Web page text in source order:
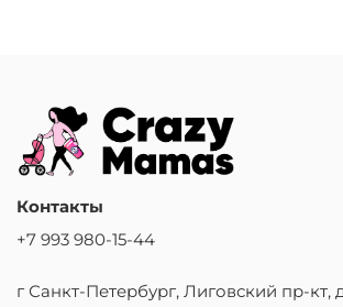
Контакты
+7 993 980-15-44
г Санкт-Петербург, Лиговский пр-кт,